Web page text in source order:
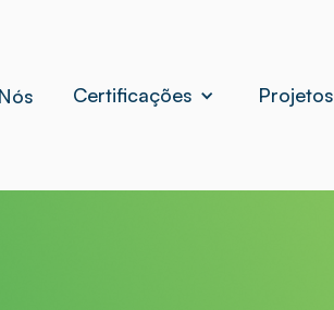
Nós Certificações Projetos